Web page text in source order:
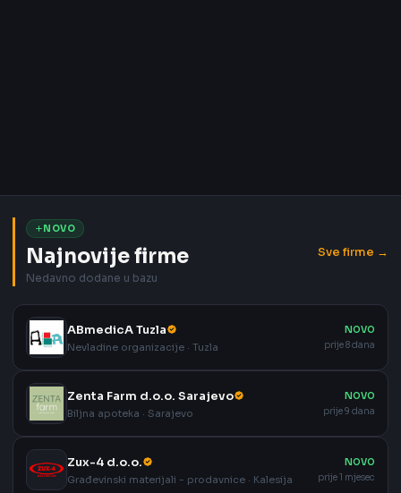
NOVO
Najnovije firme
Nedavno dodane u bazu
Sve firme →
ABmedicA Tuzla
Nevladine organizacije · Tuzla
NOVO
prije 8 dana
Zenta Farm d.o.o. Sarajevo
Biljna apoteka · Sarajevo
NOVO
prije 9 dana
Zux-4 d.o.o.
Građevinski materijali - prodavnice · Kalesija
NOVO
prije 1 mjesec